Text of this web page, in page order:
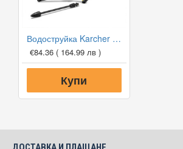
Водоструйка Karcher K2 OPP
€84.36 ( 164.99 лв )
Купи